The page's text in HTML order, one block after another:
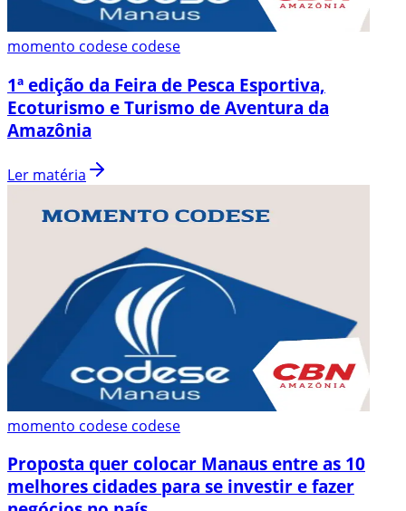
momento codese codese
1ª edição da Feira de Pesca Esportiva,
Ecoturismo e Turismo de Aventura da
Amazônia
Ler matéria
momento codese codese
Proposta quer colocar Manaus entre as 10
melhores cidades para se investir e fazer